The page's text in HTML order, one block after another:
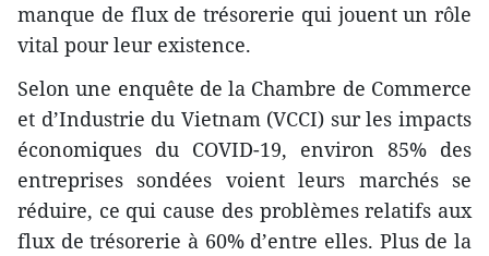
manque de flux de trésorerie qui jouent un rôle
vital pour leur existence.
Selon une enquête de la Chambre de Commerce
et d’Industrie du Vietnam (VCCI) sur les impacts
économiques du COVID-19, environ 85% des
entreprises sondées voient leurs marchés se
réduire, ce qui cause des problèmes relatifs aux
flux de trésorerie à 60% d’entre elles. Plus de la